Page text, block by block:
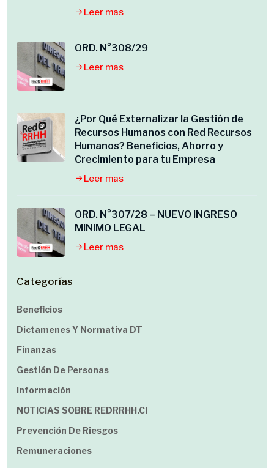
Leer mas
ORD. N°308/29
Leer mas
¿Por Qué Externalizar la Gestión de
Recursos Humanos con Red Recursos
Humanos? Beneficios, Ahorro y
Crecimiento para tu Empresa
Leer mas
ORD. N°307/28 – NUEVO INGRESO
MINIMO LEGAL
Leer mas
Categorías
Beneficios
Dictamenes Y Normativa DT
Finanzas
Gestión De Personas
Información
NOTICIAS SOBRE REDRRHH.cl
Prevención De Riesgos
Remuneraciones